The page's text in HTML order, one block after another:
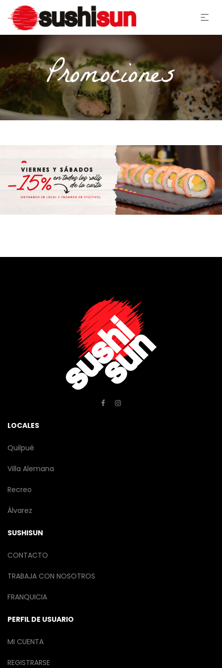
Promociones
LOCALES
Quilpué
Villa Alemana
Recreo
Álvarez
SUSHISUN
CONTACTO
TRABAJA CON NOSOTROS
FRANQUICIA
PERFIL DE USUARIO
MI CUENTA
REGISTRARSE